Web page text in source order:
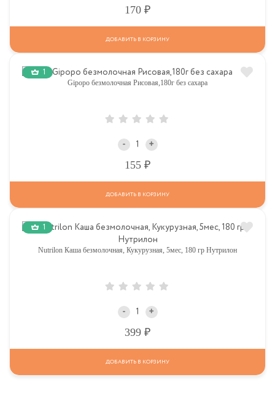
170
ДОБАВИТЬ В КОРЗИНУ
1
Gipopo безмолочная Рисовая,180г без сахара
- +
155
ДОБАВИТЬ В КОРЗИНУ
1
Nutrilon Каша безмолочная, Кукурузная, 5мес, 180 гр Нутрилон
- +
399
ДОБАВИТЬ В КОРЗИНУ